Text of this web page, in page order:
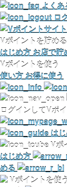
よく
ロ
Vポイントを貯める
はじめ方 お店で貯
Vポイントを使う
使い方 お得に使う
ログインしてVポ
は
Vポ
はじめ方
める
Vポイントを使う